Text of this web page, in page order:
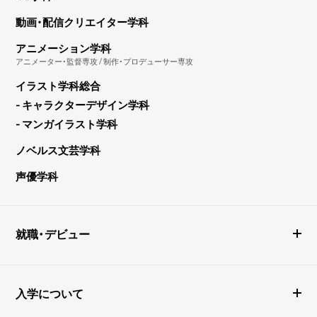
動画・配信クリエイター学科
アニメーション学科
アニメーター・監督専攻 / 制作・プロデューサー専攻
イラスト学科総合
- キャラクターデザイン学科
- マンガイラスト学科
ノベルス文芸学科
声優学科
就職・デビュー
入学について